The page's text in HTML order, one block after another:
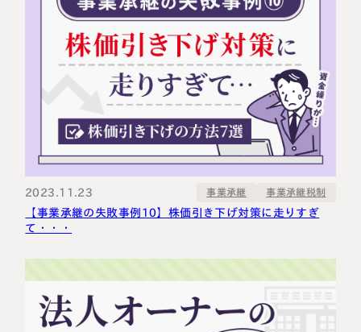
2023.11.23 事業承継 事業承継税制
【事業承継の失敗事例10】株価引き下げ対策に走りすぎ
て・・・